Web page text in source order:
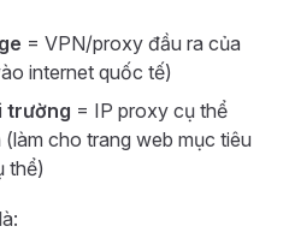
= VPN/proxy đầu ra của
internet quốc tế)
trường = IP proxy cụ thể
cho trang web mục tiêu
thể)